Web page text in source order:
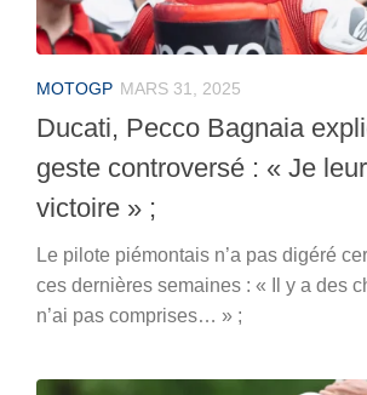
MOTOGP MARS 31, 2025
Ducati, Pecco Bagnaia
geste controversé : « Je
victoire » ;
Le pilote piémontais n’a pas digéré
ces dernières semaines : « Il y a des
n’ai pas comprises… » ;